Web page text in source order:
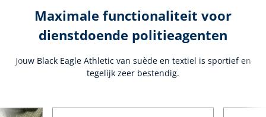
Maximale functionaliteit voor
dienstdoende politieagenten
Jouw Black Eagle Athletic van suède en textiel is sportief en
tegelijk zeer bestendig.